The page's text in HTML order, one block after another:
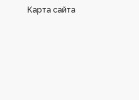
Карта сайта